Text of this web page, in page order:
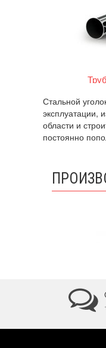
Стальной
эксплуатации,
области и
постоянно